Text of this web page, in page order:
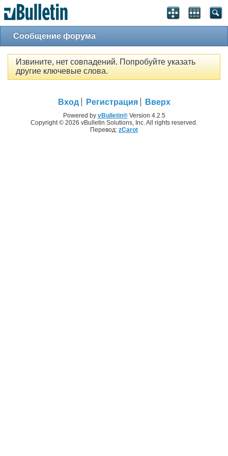
Сообщение форума
Извините, нет совпадений. Попробуйте указать
другие ключевые слова.
Вход Регистрация Вверх
Powered by vBulletin®Version 4.2.5
Copyright © 2026 vBulletin Solutions, Inc. All rights reserved.
Перевод: zCarot